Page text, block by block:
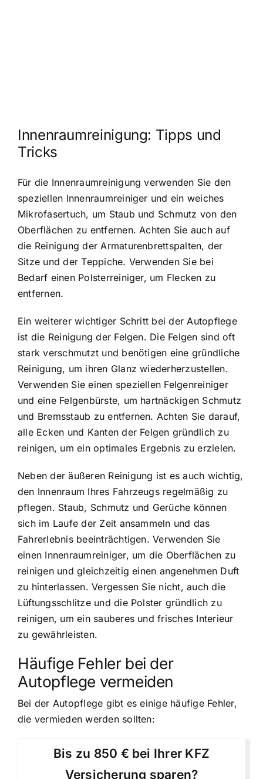
Innenraumreinigung: Tipps und
Tricks
Für die Innenraumreinigung verwenden Sie den
speziellen Innenraumreiniger und ein weiches
Mikrofasertuch, um Staub und Schmutz von den
Oberflächen zu entfernen. Achten Sie auch auf
die Reinigung der Armaturenbrettspalten, der
Sitze und der Teppiche. Verwenden Sie bei
Bedarf einen Polsterreiniger, um Flecken zu
entfernen.
Ein weiterer wichtiger Schritt bei der Autopflege
ist die Reinigung der Felgen. Die Felgen sind oft
stark verschmutzt und benötigen eine gründliche
Reinigung, um ihren Glanz wiederherzustellen.
Verwenden Sie einen speziellen Felgenreiniger
und eine Felgenbürste, um hartnäckigen Schmutz
und Bremsstaub zu entfernen. Achten Sie darauf,
alle Ecken und Kanten der Felgen gründlich zu
reinigen, um ein optimales Ergebnis zu erzielen.
Neben der äußeren Reinigung ist es auch wichtig,
den Innenraum Ihres Fahrzeugs regelmäßig zu
pflegen. Staub, Schmutz und Gerüche können
sich im Laufe der Zeit ansammeln und das
Fahrerlebnis beeinträchtigen. Verwenden Sie
einen Innenraumreiniger, um die Oberflächen zu
reinigen und gleichzeitig einen angenehmen Duft
zu hinterlassen. Vergessen Sie nicht, auch die
Lüftungsschlitze und die Polster gründlich zu
reinigen, um ein sauberes und frisches Interieur
zu gewährleisten.
Häufige Fehler bei der
Autopflege vermeiden
Bei der Autopflege gibt es einige häufige Fehler,
die vermieden werden sollten:
Bis zu 850 € bei Ihrer KFZ
Versicherung sparen?